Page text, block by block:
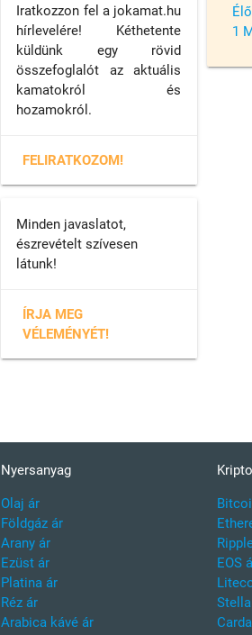
1
Iratkozzon fel a jokamat.hu
hírlevelére! Kéthetente
küldünk egy rövid
összefoglalót az aktuális
kamatokról és
hozamokról.
FELIRATKOZOM!
Minden javaslatot,
észrevételt szívesen
látunk!
ÍRJA MEG
VÉLEMÉNYÉT!
Nyersanyag
Olaj ár
Földgáz ár
Arany ár
Ezüst ár
Platina ár
Réz ár
Arabica kávé ár
EOS